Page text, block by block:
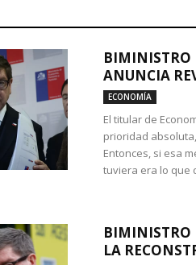
BIMINISTRO
ANUNCIA
ECONOMÍA
El titular de
prioridad
Entonces, si esa
tuviera era lo que
BIMINISTRO
LA